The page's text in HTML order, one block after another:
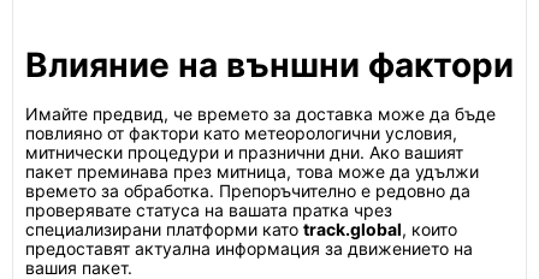
Влияние на външни фактори
Имайте предвид, че времето за доставка може да бъде
повлияно от фактори като метеорологични условия,
митнически процедури и празнични дни. Ако вашият
пакет преминава през митница, това може да удължи
времето за обработка. Препоръчително е редовно да
проверявате статуса на вашата пратка чрез
специализирани платформи като track.global, които
предоставят актуална информация за движението на
вашия пакет.